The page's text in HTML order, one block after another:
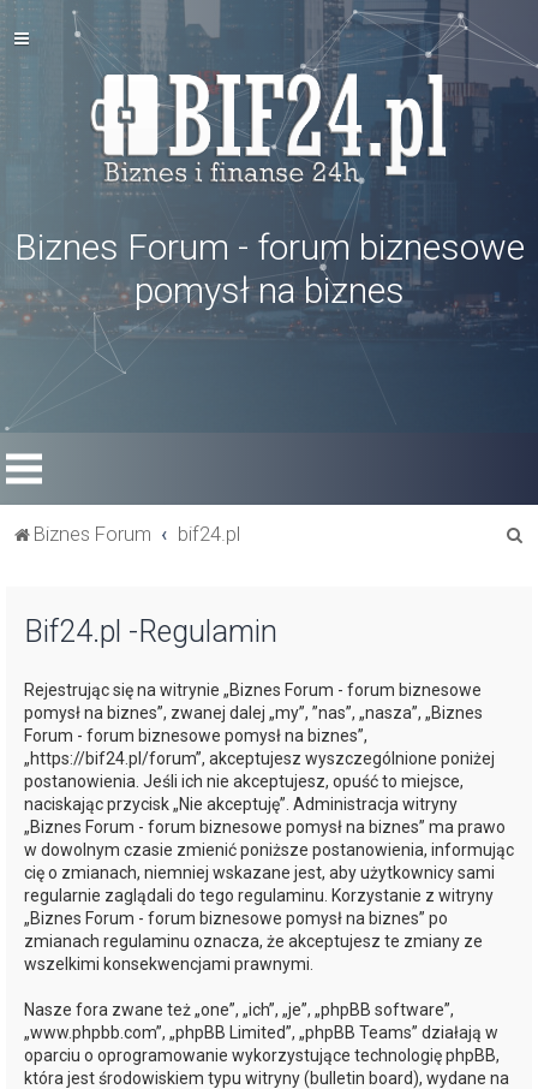
Biznes Forum - forum biznesowe
pomysł na biznes
Biznes Forum bif24.pl
Bif24.pl -Regulamin
Rejestrując się na witrynie „Biznes Forum - forum biznesowe
pomysł na biznes”, zwanej dalej „my”, ”nas”, „nasza”, „Biznes
Forum - forum biznesowe pomysł na biznes”,
„https://bif24.pl/forum”, akceptujesz wyszczególnione poniżej
postanowienia. Jeśli ich nie akceptujesz, opuść to miejsce,
naciskając przycisk „Nie akceptuję”. Administracja witryny
„Biznes Forum - forum biznesowe pomysł na biznes” ma prawo
w dowolnym czasie zmienić poniższe postanowienia, informując
cię o zmianach, niemniej wskazane jest, aby użytkownicy sami
regularnie zaglądali do tego regulaminu. Korzystanie z witryny
„Biznes Forum - forum biznesowe pomysł na biznes” po
zmianach regulaminu oznacza, że akceptujesz te zmiany ze
wszelkimi konsekwencjami prawnymi.
Nasze fora zwane też „one”, „ich”, „je”, „phpBB software”,
„www.phpbb.com”, „phpBB Limited”, „phpBB Teams” działają w
oparciu o oprogramowanie wykorzystujące technologię phpBB,
która jest środowiskiem typu witryny (bulletin board), wydane na